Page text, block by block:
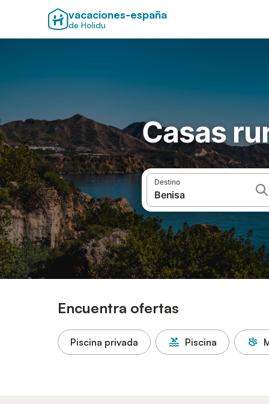
vacaciones-españa
de Holidu
Casas
Destino
Encuentra ofertas
Piscina privada Piscina